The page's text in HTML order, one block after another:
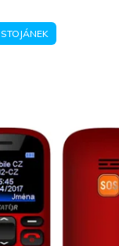
STOJÁNEK